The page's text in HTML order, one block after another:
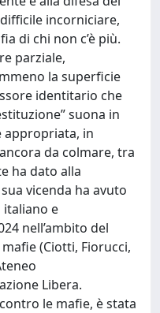
incorniciare,
di chi non c’è più.
parziale,
la superficie
identitario che
suona in
appropriata, in
da colmare, tra
ha dato alla
vicenda ha avuto
e
nell’ambito del
(Ciotti, Fiorucci,
Libera.
le mafie, è stata